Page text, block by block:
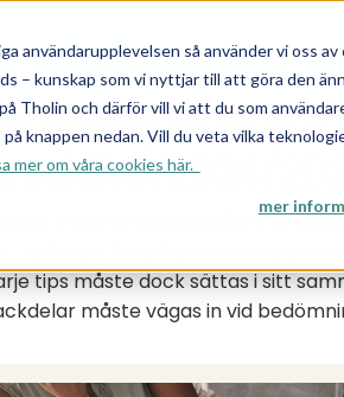
användarupplevelsen så använder vi oss
– kunskap som vi nyttjar till att göra den
Tholin och därför vill vi att du som
på knappen nedan. Vill du veta vilka
mer om våra cookies här.
mer
Produkterexpand_more
2024/2025
har vi sammanställt några
tips måste dock sättas i sitt
måste vägas in vid